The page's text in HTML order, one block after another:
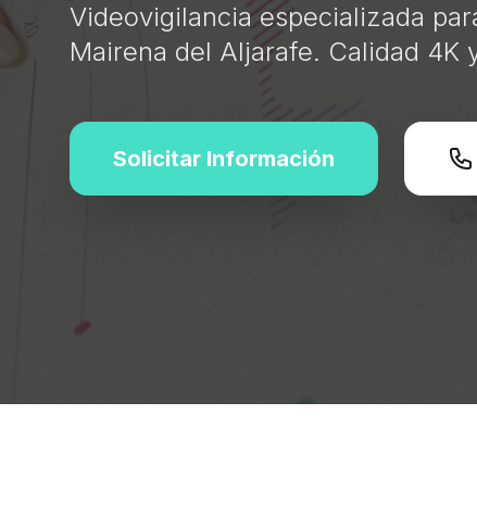
Videovigilancia especializada
Mairena del Aljarafe. Calidad 4K
Solicitar Información